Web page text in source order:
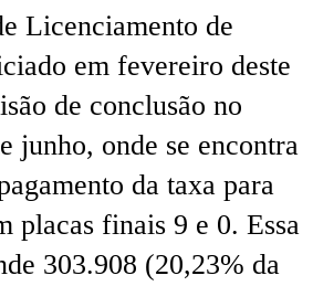
Licenciamento de
em fevereiro deste
de conclusão no
junho, onde se encontra
da taxa para
placas finais 9 e 0. Essa
303.908 (20,23% da